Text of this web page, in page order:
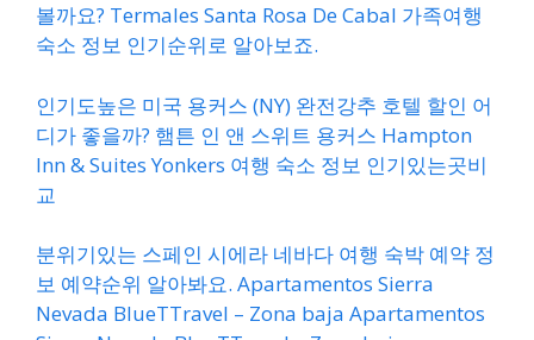
볼까요? Termales Santa Rosa De Cabal 가족여행
숙소 정보 인기순위로 알아보죠.
인기도높은 미국 용커스 (NY) 완전강추 호텔 할인 어
디가 좋을까? 햄튼 인 앤 스위트 용커스 Hampton
Inn & Suites Yonkers 여행 숙소 정보 인기있는곳비
교
분위기있는 스페인 시에라 네바다 여행 숙박 예약 정
보 예약순위 알아봐요. Apartamentos Sierra
Nevada BlueTTravel – Zona baja Apartamentos